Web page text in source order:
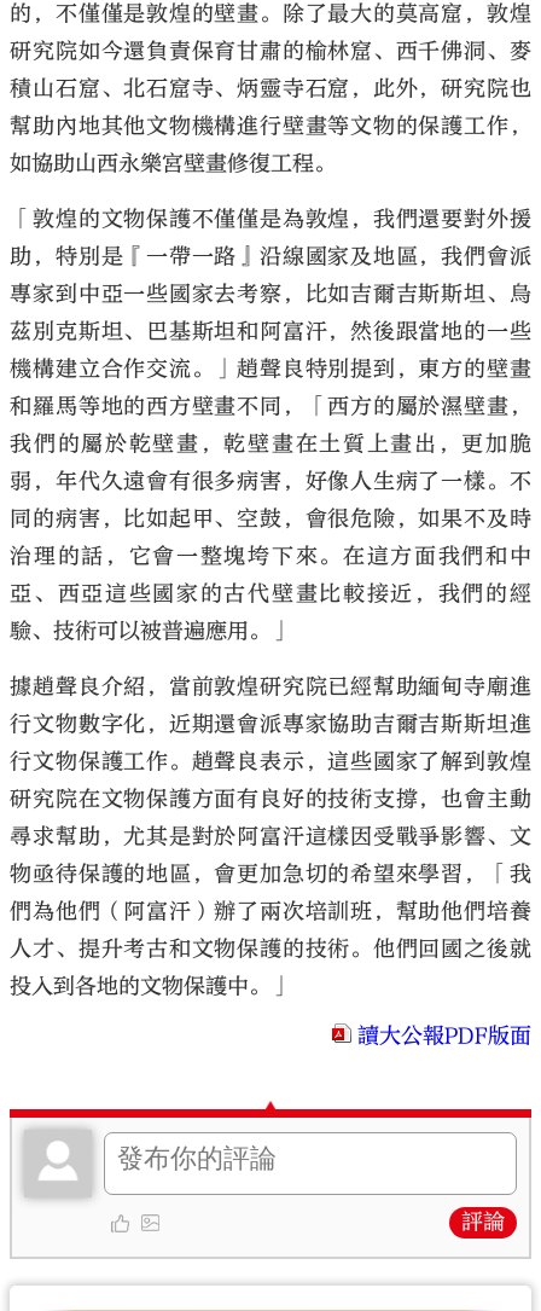
的，不僅僅是敦煌的壁畫。除了最大的莫高窟，敦煌
研究院如今還負責保育甘肅的榆林窟、西千佛洞、麥
積山石窟、北石窟寺、炳靈寺石窟，此外，研究院也
幫助內地其他文物機構進行壁畫等文物的保護工作，
如協助山西永樂宮壁畫修復工程。
「敦煌的文物保護不僅僅是為敦煌，我們還要對外援
助，特別是『一帶一路』沿線國家及地區，我們會派
專家到中亞一些國家去考察，比如吉爾吉斯斯坦、烏
茲別克斯坦、巴基斯坦和阿富汗，然後跟當地的一些
機構建立合作交流。」趙聲良特別提到，東方的壁畫
和羅馬等地的西方壁畫不同，「西方的屬於濕壁畫，
我們的屬於乾壁畫，乾壁畫在土質上畫出，更加脆
弱，年代久遠會有很多病害，好像人生病了一樣。不
同的病害，比如起甲、空鼓，會很危險，如果不及時
治理的話，它會一整塊垮下來。在這方面我們和中
亞、西亞這些國家的古代壁畫比較接近，我們的經
驗、技術可以被普遍應用。」
據趙聲良介紹，當前敦煌研究院已經幫助緬甸寺廟進
行文物數字化，近期還會派專家協助吉爾吉斯斯坦進
行文物保護工作。趙聲良表示，這些國家了解到敦煌
研究院在文物保護方面有良好的技術支撐，也會主動
尋求幫助，尤其是對於阿富汗這樣因受戰爭影響、文
物亟待保護的地區，會更加急切的希望來學習，「我
們為他們（阿富汗）辦了兩次培訓班，幫助他們培養
人才、提升考古和文物保護的技術。他們回國之後就
投入到各地的文物保護中。」
讀大公報PDF版面
評論